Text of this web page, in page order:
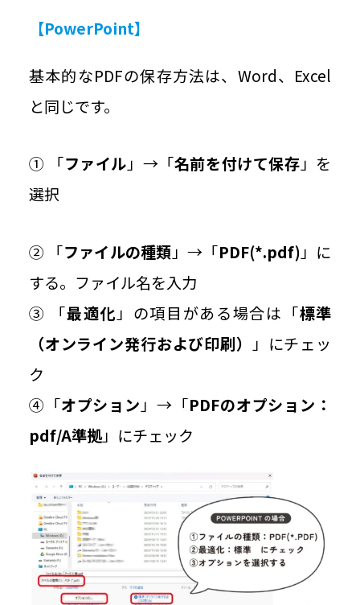
【PowerPoint】
基本的なPDFの保存方法は、Word、Excel
と同じです。
① 「ファイル」→「名前を付けて保存」を
選択
② 「ファイルの種類」→「PDF(*.pdf)」に
する。ファイル名を入力
③ 「最適化」の項目がある場合は「標準
（オンライン発行および印刷） 」にチェッ
ク
④「オプション」→「PDFのオプション：
pdf/A準拠」にチェック